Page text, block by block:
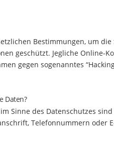
Bestimmungen, um
geschützt. Jegliche Online-
gegen sogenanntes
Daten?
Sinne des Datenschutzes
Telefonnummern oder